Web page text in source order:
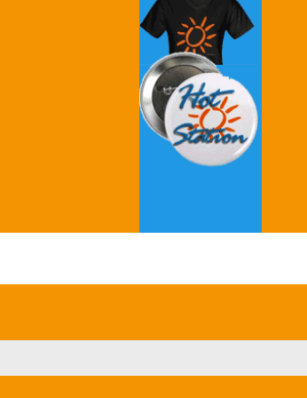
Grey's Anatomy